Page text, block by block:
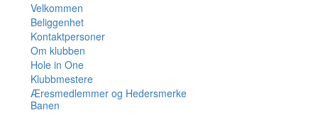
Velkommen
Beliggenhet
Kontaktpersoner
Om klubben
Hole in One
Klubbmestere
Æresmedlemmer og Hedersmerke
Banen